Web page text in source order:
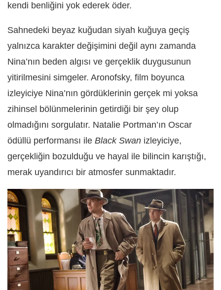
kendi benliğini yok ederek öder.
Sahnedeki beyaz kuğudan siyah kuğuya geçiş
yalnızca karakter değişimini değil aynı zamanda
Nina’nın beden algısı ve gerçeklik duygusunun
yitirilmesini simgeler. Aronofsky, film boyunca
izleyiciye Nina’nın gördüklerinin gerçek mi yoksa
zihinsel bölünmelerinin getirdiği bir şey olup
olmadığını sorgulatır. Natalie Portman’ın Oscar
ödüllü performansı ile Black Swan izleyiciye,
gerçekliğin bozulduğu ve hayal ile bilincin karıştığı,
merak uyandırıcı bir atmosfer sunmaktadır.